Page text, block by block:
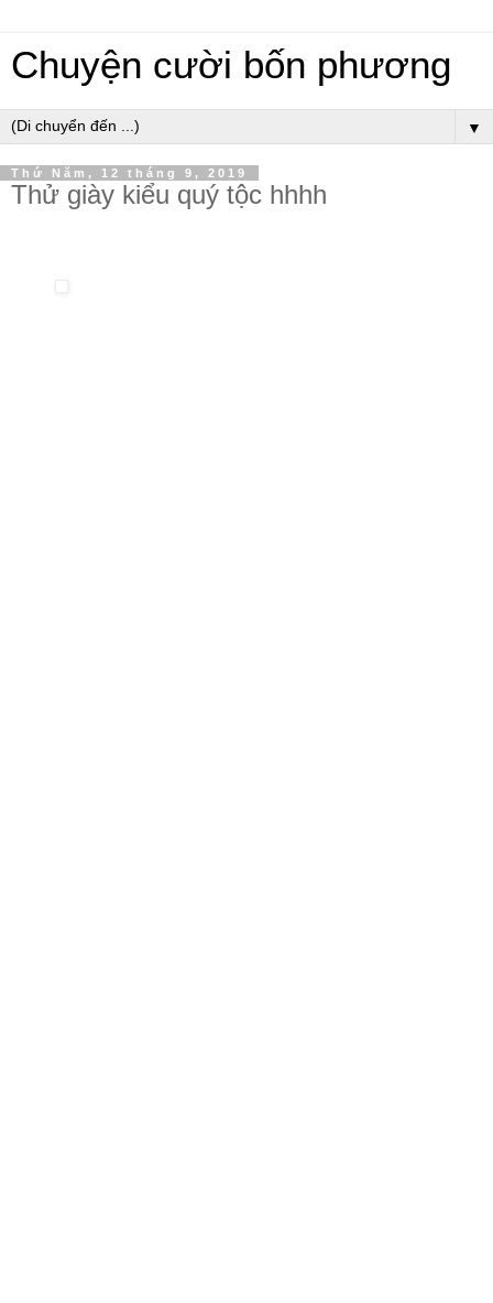
Chuyện cười bốn phương
▼
Thứ Năm, 12 tháng 9, 2019
Thử giày kiểu quý tộc hhhh